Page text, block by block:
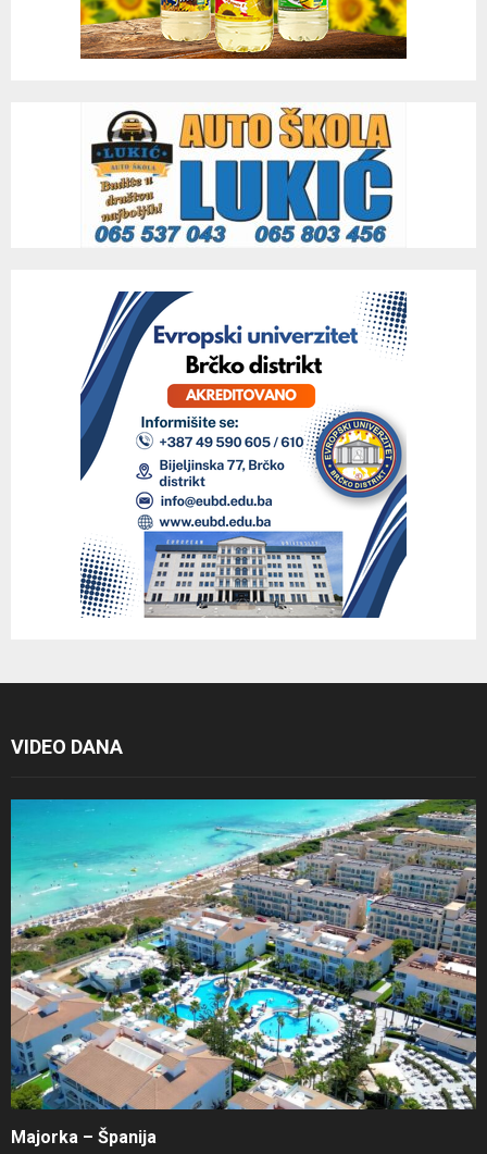
VIDEO DANA
Majorka – Španija